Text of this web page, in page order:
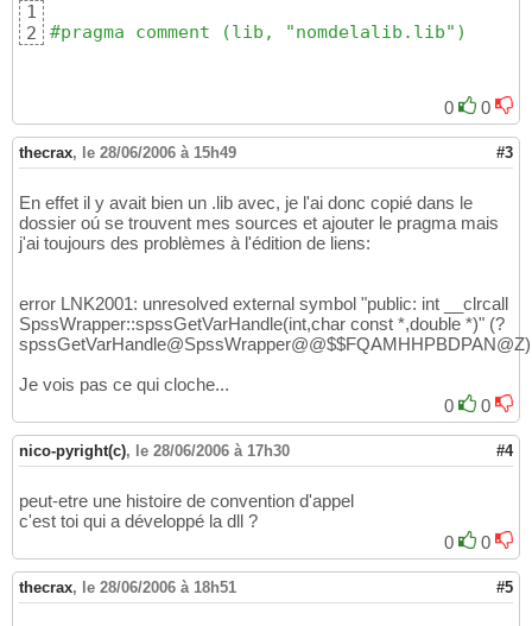
1
2
#pragma comment (lib, "nomdelalib.lib")
0 0
thecrax, le 28/06/2006 à 15h49 #3
En effet il y avait bien un .lib avec, je l'ai donc copié dans le
dossier oú se trouvent mes sources et ajouter le pragma mais
j'ai toujours des problèmes à l'édition de liens:
error LNK2001: unresolved external symbol "public: int __clrcall
SpssWrapper::spssGetVarHandle(int,char const *,double *)" (?
spssGetVarHandle@SpssWrapper@@$$FQAMHHPBDPAN@Z)
Je vois pas ce qui cloche...
0
0
nico-pyright(c), le 28/06/2006 à 17h30 #4
peut-etre une histoire de convention d'appel
c'est toi qui a développé la dll ?
0
0
thecrax, le 28/06/2006 à 18h51 #5